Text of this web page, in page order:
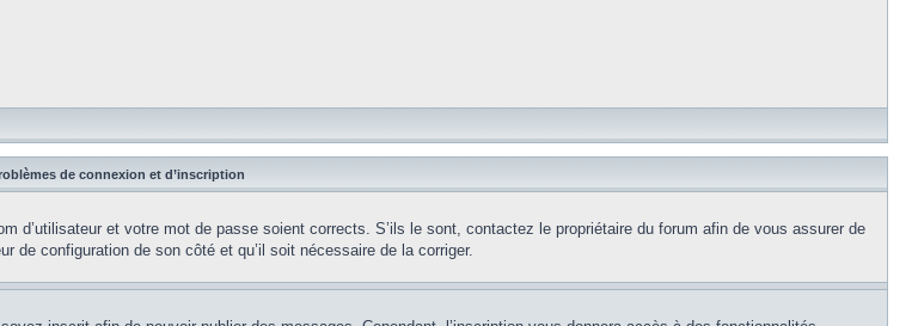
de connexion et d’inscription
d’utilisateur et votre mot de passe soient corrects. S’ils le sont, contactez le propriétaire du forum afin de vous assurer de
de configuration de son côté et qu’il soit nécessaire de la corriger.